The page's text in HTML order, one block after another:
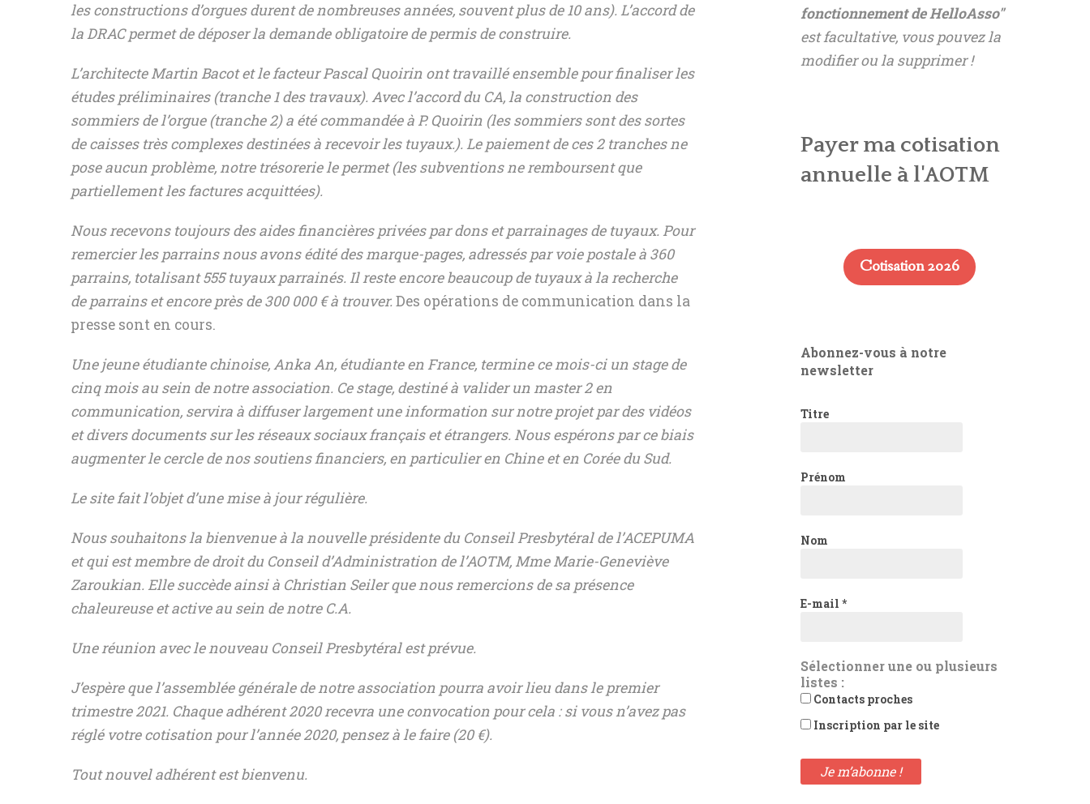
les constructions d’orgues durent de nombreuses années, souvent plus de 10 ans). L’accord de
la DRAC permet de déposer la demande obligatoire de permis de construire.
L’architecte Martin Bacot et le facteur Pascal Quoirin ont travaillé ensemble pour finaliser les
études préliminaires (tranche 1 des travaux). Avec l’accord du CA, la construction des
sommiers de l’orgue (tranche 2) a été commandée à P. Quoirin (les sommiers sont des sortes
de caisses très complexes destinées à recevoir les tuyaux.). Le paiement de ces 2 tranches ne
pose aucun problème, notre trésorerie le permet (les subventions ne remboursent que
partiellement les factures acquittées).
Nous recevons toujours des aides financières privées par dons et parrainages de tuyaux. Pour
remercier les parrains nous avons édité des marque-pages, adressés par voie postale à 360
parrains, totalisant 555 tuyaux parrainés. Il reste encore beaucoup de tuyaux à la recherche
de parrains et encore près de 300 000 € à trouver.Des opérations de communication dans la
presse sont en cours.
Une jeune étudiante chinoise, Anka An, étudiante en France, termine ce mois-ci un stage de
cinq mois au sein de notre association. Ce stage, destiné à valider un master 2 en
communication, servira à diffuser largement une information sur notre projet par des vidéos
et divers documents sur les réseaux sociaux français et étrangers. Nous espérons par ce biais
augmenter le cercle de nos soutiens financiers, en particulier en Chine et en Corée du Sud.
Le site fait l’objet d’une mise à jour régulière.
Nous souhaitons la bienvenue à la nouvelle présidente du Conseil Presbytéral de l’ACEPUMA
et qui est membre de droit du Conseil d’Administration de l’AOTM, Mme Marie-Geneviève
Zaroukian. Elle succède ainsi à Christian Seiler que nous remercions de sa présence
chaleureuse et active au sein de notre C.A.
Une réunion avec le nouveau Conseil Presbytéral est prévue.
J’espère que l’assemblée générale de notre association pourra avoir lieu dans le premier
trimestre 2021. Chaque adhérent 2020 recevra une convocation pour cela : si vous n’avez pas
réglé votre cotisation pour l’année 2020, pensez à le faire (20 €).
Tout nouvel adhérent est bienvenu.
fonctionnement de HelloAsso"
est facultative, vous pouvez la
modifier ou la supprimer !
Payer ma cotisation
annuelle à l'AOTM
Cotisation 2026
Abonnez-vous à notre
newsletter
Titre
Prénom
Nom
E-mail *
Sélectionner une ou plusieurs
listes :
Contacts proches
Inscription par le site